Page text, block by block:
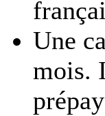
Une
mois.